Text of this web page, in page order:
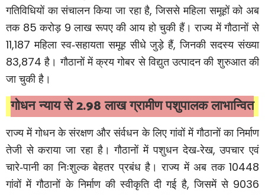
गतिविधियों का संचालन किया जा रहा है,जिससे महिला समूहों को अब
तक 85 करोड़ 9 लाख रूपए की आय हो चुकी हैं। राज्य में गौठानों से
11,187 महिला स्व-सहायता समूह सीधे जुड़े हैं,जिनकी सदस्य संख्या
83,874 है। गौठानों में क्रय गोबर से विद्युत उत्पादन की शुरुआत की
जा चुकी है।
गोधन न्याय से 2.98 लाख ग्रामीण पशुपालक लाभान्वित
राज्य में गोधन के संरक्षण और संर्वधन के लिए गांवों में गौठानों का निर्माण
तेजी से कराया जा रहा है। गौठानों में पशुधन देख-रेख,उपचार एवं
चारे-पानी का निःशुल्क बेहतर प्रबंध है। राज्य में अब तक 10448
गांवों में गौठानों के निर्माण की स्वीकृति दी गई है,जिसमें से 9036